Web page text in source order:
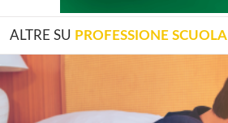
ALTRE SU PROFESSIONE SCUOLA